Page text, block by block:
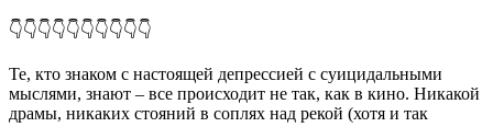
👇👇👇👇👇👇👇👇👇👇
Те, кто знаком с настоящей депрессией с суицидальными
мыслями, знают – все происходит не так, как в кино. Никакой
драмы, никаких стояний в соплях над рекой (хотя и так